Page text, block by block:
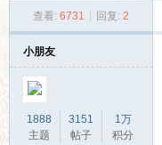
›
查看: 6731 回复: 2
小朋友
1888
主题
3151
帖子
1万
积分